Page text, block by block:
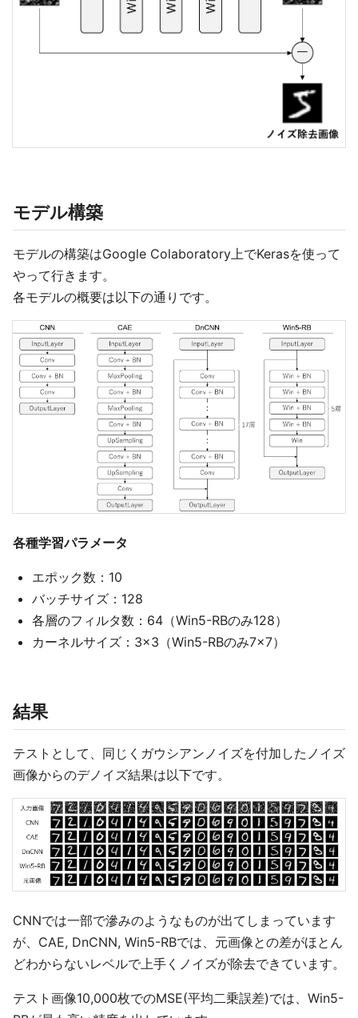
モデル構築
モデルの構築はGoogle Colaboratory上でKerasを使って
やって行きます。
各モデルの概要は以下の通りです。
各種学習パラメータ
エポック数：10
バッチサイズ：128
各層のフィルタ数：64（Win5-RBのみ128）
カーネルサイズ：3×3（Win5-RBのみ7×7）
結果
テストとして、同じくガウシアンノイズを付加したノイズ
画像からのデノイズ結果は以下です。
CNNでは一部で滲みのようなものが出てしまっています
が、CAE, DnCNN, Win5-RBでは、元画像との差がほとん
どわからないレベルで上手くノイズが除去できています。
テスト画像10,000枚でのMSE(平均二乗誤差)では、Win5-